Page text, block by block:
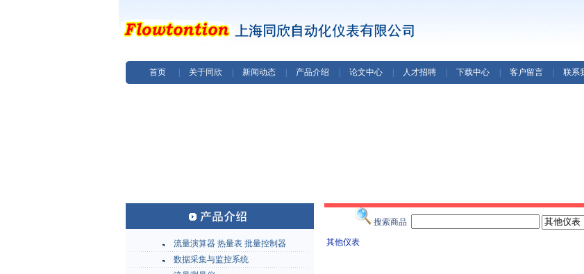
首页 关于同欣 新闻动态 产品介绍 论文中心 人才招聘 下载中心 客户留言 联系
流量演算器 热量表 批量控制器
数据采集与监控系统
搜索商品
其他仪表